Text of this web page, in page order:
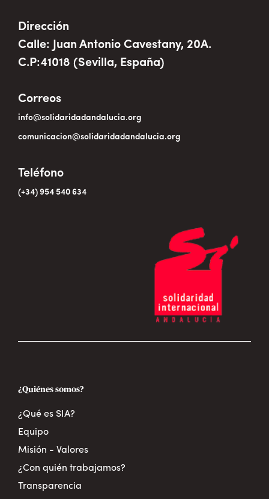
Dirección
Calle: Juan Antonio Cavestany, 20A.
C.P:41018 (Sevilla, España)
Correos
info@solidaridadandalucia.org
comunicacion@solidaridadandalucia.org
Teléfono
(+34) 954 540 634
¿Quiénes somos?
¿Qué es SIA?
Equipo
Misión - Valores
¿Con quién trabajamos?
Transparencia